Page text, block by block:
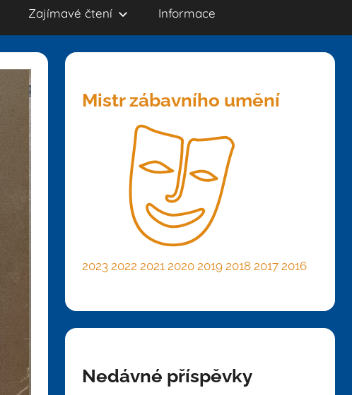
Zajímavé čtení Informace
Mistr zábavního umění
2023 2022 2021 2020 2019 2018 2017 2016
Nedávné příspěvky